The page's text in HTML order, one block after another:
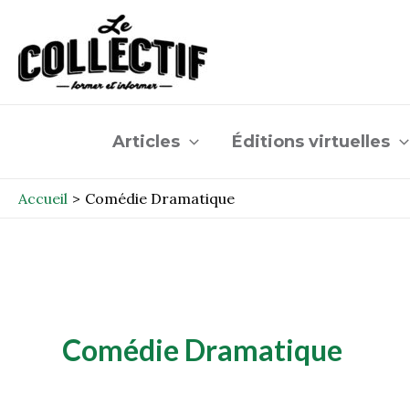
contenu
Articles Éditions virtuelles
Accueil Comédie Dramatique
Comédie Dramatique